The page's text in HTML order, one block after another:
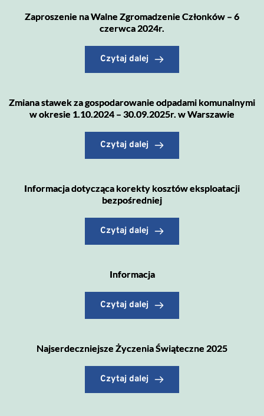
Zaproszenie na Walne Zgromadzenie Członków – 6
czerwca 2024r.
Czytaj dalej
Zmiana stawek za gospodarowanie odpadami komunalnymi
w okresie 1.10.2024 – 30.09.2025r. w Warszawie
Czytaj dalej
Informacja dotycząca korekty kosztów eksploatacji
bezpośredniej
Czytaj dalej
Informacja
Czytaj dalej
Najserdeczniejsze Życzenia Świąteczne 2025
Czytaj dalej